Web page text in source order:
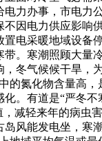
力办事，市电
因电力供应影
电采暖地域设
。寒潮照顾大
冬气候候干旱
的氮化物含量高
。有道是“严冬
减轻来年的病
风能发电坐，